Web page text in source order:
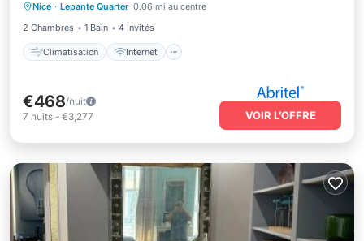
Nice · Lepante Quarter 0.06 mi au centre
2 Chambres
1 Bain 4 Invités
Climatisation Internet
Adapté aux enfants
Blanchisserie
€468/nuit
7 nuits - €3,277 VOIR L’OFFRE